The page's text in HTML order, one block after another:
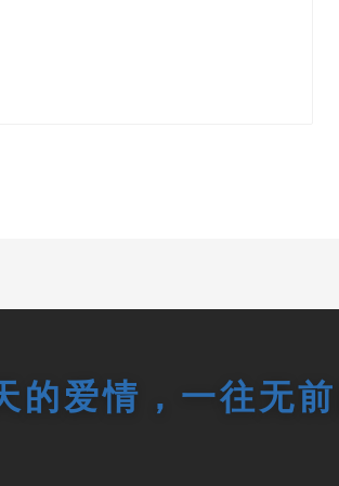
的爱情，一往无